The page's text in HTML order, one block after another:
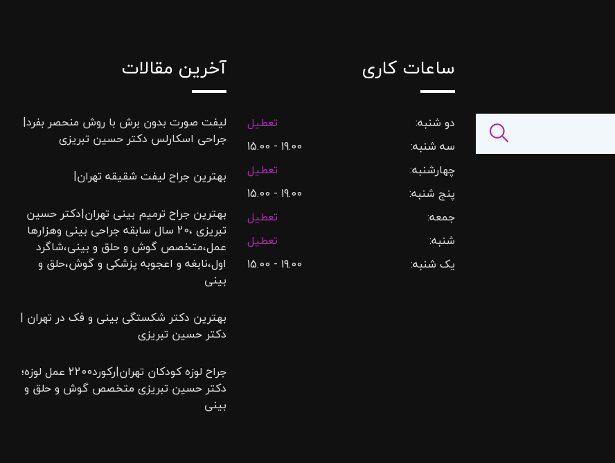
ساعات کاری
دو شنبه:
تعطیل
سه شنبه:
19.00 - 15.00
چهارشنبه:
تعطیل
پنج شنبه:
19.00 - 15.00
جمعه:
تعطیل
شنبه:
تعطیل
یک شنبه:
19.00 - 15.00
آخرین مقالات
لیفت صورت بدون برش با روش منحصر بفرد|
جراحی اسکارلس دکتر حسین تبریزی
بهترین جراح لیفت شقیقه تهران|
بهترین جراح ترمیم بینی تهران|دکتر حسین
تبریزی ،20 سال سابقه جراحی بینی وهزارها
عمل،متخصص گوش و حلق و بینی،شاگرد
اول،نابغه و اعجوبه پزشکی و گوش،حلق و
بینی
بهترین دکتر شکستگی بینی و فک در تهران |
دکتر حسین تبریزی
جراح لوزه کودکان تهران|رکورد2200 عمل لوزه؛
دکتر حسین تبریزی متخصص گوش و حلق و
بینی